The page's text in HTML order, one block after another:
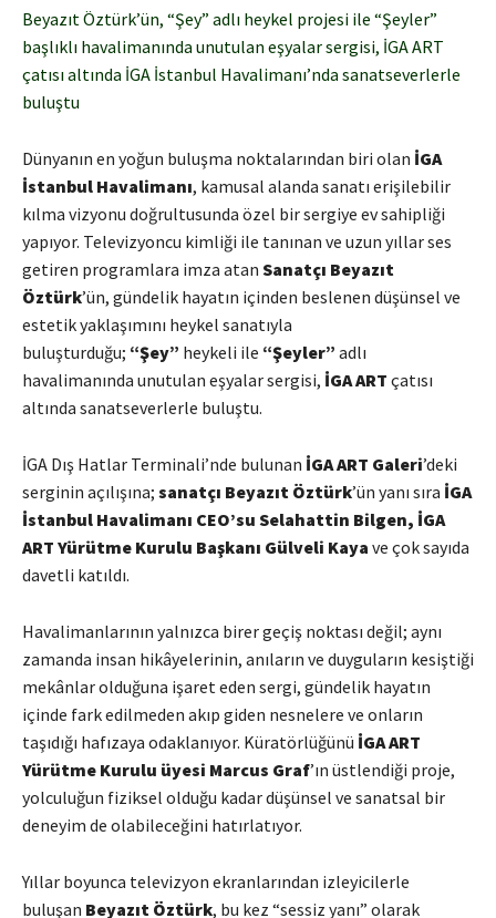
Beyazıt Öztürk’ün, “Şey” adlı heykel projesi ile “Şeyler”
başlıklı havalimanında unutulan eşyalar sergisi, İGA ART
çatısı altında İGA İstanbul Havalimanı’nda sanatseverlerle
buluştu
Dünyanın en yoğun buluşma noktalarından biri olan İGA
İstanbul Havalimanı, kamusal alanda sanatı erişilebilir
kılma vizyonu doğrultusunda özel bir sergiye ev sahipliği
yapıyor. Televizyoncu kimliği ile tanınan ve uzun yıllar ses
getiren programlara imza atan Sanatçı Beyazıt
Öztürk’ün, gündelik hayatın içinden beslenen düşünsel ve
estetik yaklaşımını heykel sanatıyla
buluşturduğu; “Şey” heykeli ile “Şeyler” adlı
havalimanında unutulan eşyalar sergisi, İGA ART çatısı
altında sanatseverlerle buluştu.
İGA Dış Hatlar Terminali’nde bulunan İGA ART Galeri’deki
serginin açılışına; sanatçı Beyazıt Öztürk’ün yanı sıra İGA
İstanbul Havalimanı CEO’su Selahattin Bilgen, İGA
ART Yürütme Kurulu Başkanı Gülveli Kaya ve çok sayıda
davetli katıldı.
Havalimanlarının yalnızca birer geçiş noktası değil; aynı
zamanda insan hikâyelerinin, anıların ve duyguların kesiştiği
mekânlar olduğuna işaret eden sergi, gündelik hayatın
içinde fark edilmeden akıp giden nesnelere ve onların
taşıdığı hafızaya odaklanıyor. Küratörlüğünü İGA ART
Yürütme Kurulu üyesi Marcus Graf’ın üstlendiği proje,
yolculuğun fiziksel olduğu kadar düşünsel ve sanatsal bir
deneyim de olabileceğini hatırlatıyor.
Yıllar boyunca televizyon ekranlarından izleyicilerle
buluşan Beyazıt Öztürk, bu kez “sessiz yanı” olarak